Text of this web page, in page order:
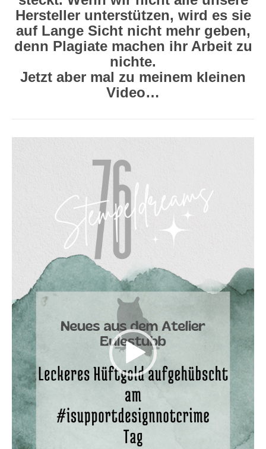
Hersteller unterstützen, wird es sie
auf Lange Sicht nicht mehr geben,
denn Plagiate machen ihr Arbeit zu
nichte.
Jetzt aber mal zu meinem kleinen
Video…